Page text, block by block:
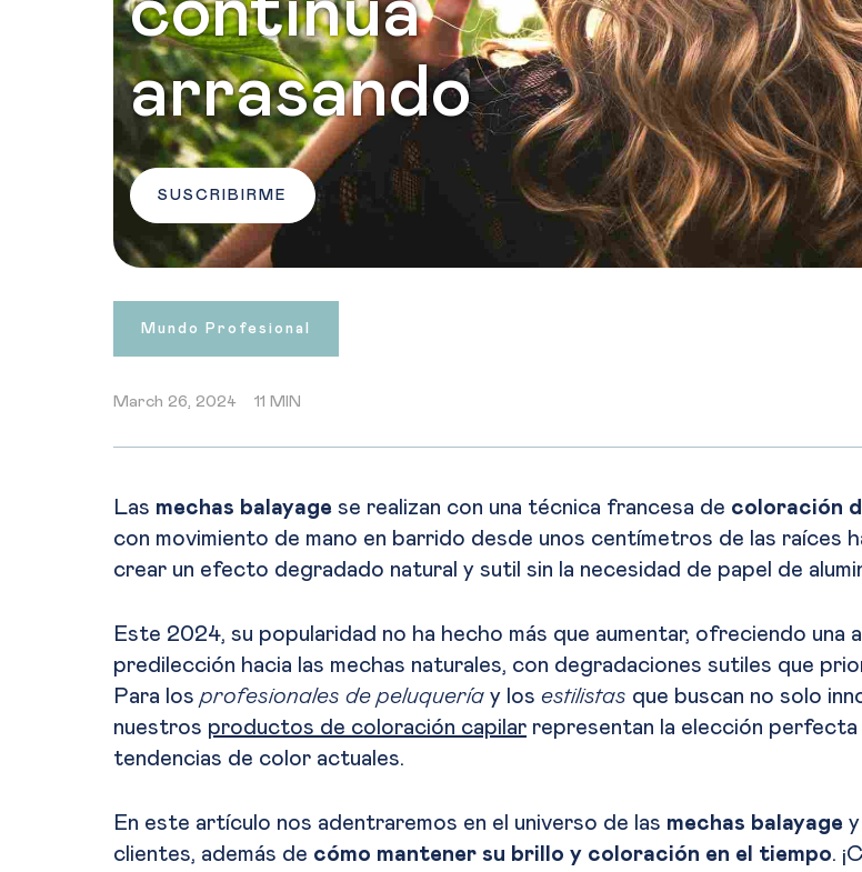
arrasando
SUSCRIBIRME
Mundo Profesional
March 26, 2024 11 MIN
Las mechas balayage se realizan con una técnica francesa de coloración
con movimiento de mano en barrido desde unos centímetros de las raíces
crear un efecto degradado natural y sutil sin la necesidad de papel de
Este 2024, su popularidad no ha hecho más que aumentar, ofreciendo una
predilección hacia las mechas naturales, con degradaciones sutiles que
Para los profesionales de peluquería y los estilistas que buscan no solo
nuestros productos de coloración capilar representan la elección
tendencias de color actuales.
En este artículo nos adentraremos en el universo de las mechas balayage
clientes, además de cómo mantener su brillo y coloración en el tiempo.